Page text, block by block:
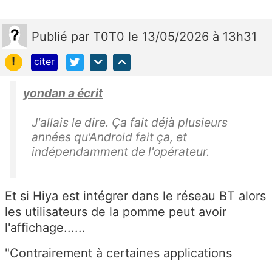
Publié par T0T0 le 13/05/2026 à 13h31
!
citer
yondan a écrit
J'allais le dire. Ça fait déjà plusieurs
années qu'Android fait ça, et
indépendamment de l'opérateur.
Et si Hiya est intégrer dans le réseau BT alors
les utilisateurs de la pomme peut avoir
l'affichage......
"Contrairement à certaines applications